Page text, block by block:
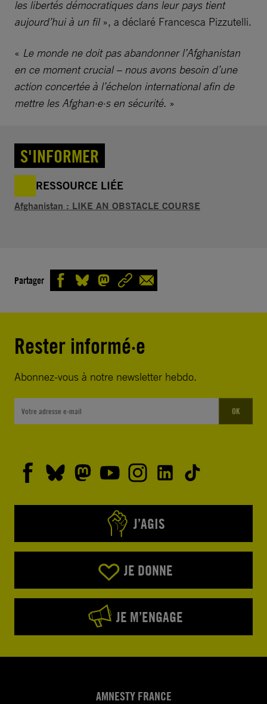
les libertés démocratiques dans leur pays tient
aujourd’hui à un fil », a déclaré Francesca Pizzutelli.
« Le monde ne doit pas abandonner l’Afghanistan
en ce moment crucial – nous avons besoin d’une
action concertée à l’échelon international afin de
mettre les Afghan·e·s en sécurité. »
S'INFORMER
RESSOURCE LIÉE
Afghanistan : LIKE AN OBSTACLE COURSE
Partager
Rester informé·e
Abonnez-vous à notre newsletter hebdo.
OK
J’AGIS
JE DONNE
JE M’ENGAGE
AMNESTY FRANCE